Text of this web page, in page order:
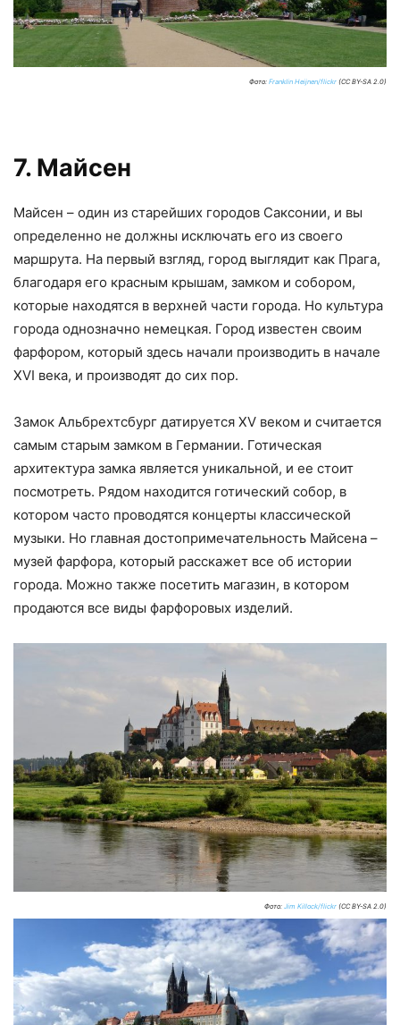
Фото: Franklin Heijnen/flickr (CC BY-SA 2.0)
7. Майсен
Майсен – один из старейших городов Саксонии, и вы
определенно не должны исключать его из своего
маршрута. На первый взгляд, город выглядит как Прага,
благодаря его красным крышам, замком и собором,
которые находятся в верхней части города. Но культура
города однозначно немецкая. Город известен своим
фарфором, который здесь начали производить в начале
XVI века, и производят до сих пор.
Замок Альбрехтсбург датируется XV веком и считается
самым старым замком в Германии. Готическая
архитектура замка является уникальной, и ее стоит
посмотреть. Рядом находится готический собор, в
котором часто проводятся концерты классической
музыки. Но главная достопримечательность Майсена –
музей фарфора, который расскажет все об истории
города. Можно также посетить магазин, в котором
продаются все виды фарфоровых изделий.
Фото: Jim Killock/flickr (CC BY-SA 2.0)